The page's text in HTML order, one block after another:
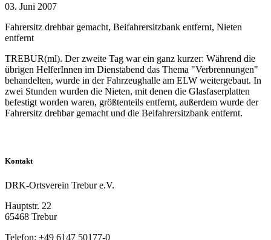
03. Juni 2007
Fahrersitz drehbar gemacht, Beifahrersitzbank entfernt, Nieten
entfernt
TREBUR(ml). Der zweite Tag war ein ganz kurzer: Während die
übrigen HelferInnen im Dienstabend das Thema "Verbrennungen"
behandelten, wurde in der Fahrzeughalle am ELW weitergebaut. In
zwei Stunden wurden die Nieten, mit denen die Glasfaserplatten
befestigt worden waren, größtenteils entfernt, außerdem wurde der
Fahrersitz drehbar gemacht und die Beifahrersitzbank entfernt.
Kontakt
DRK-Ortsverein Trebur e.V.
Hauptstr. 22
65468 Trebur
Telefon: +49 6147 50177-0